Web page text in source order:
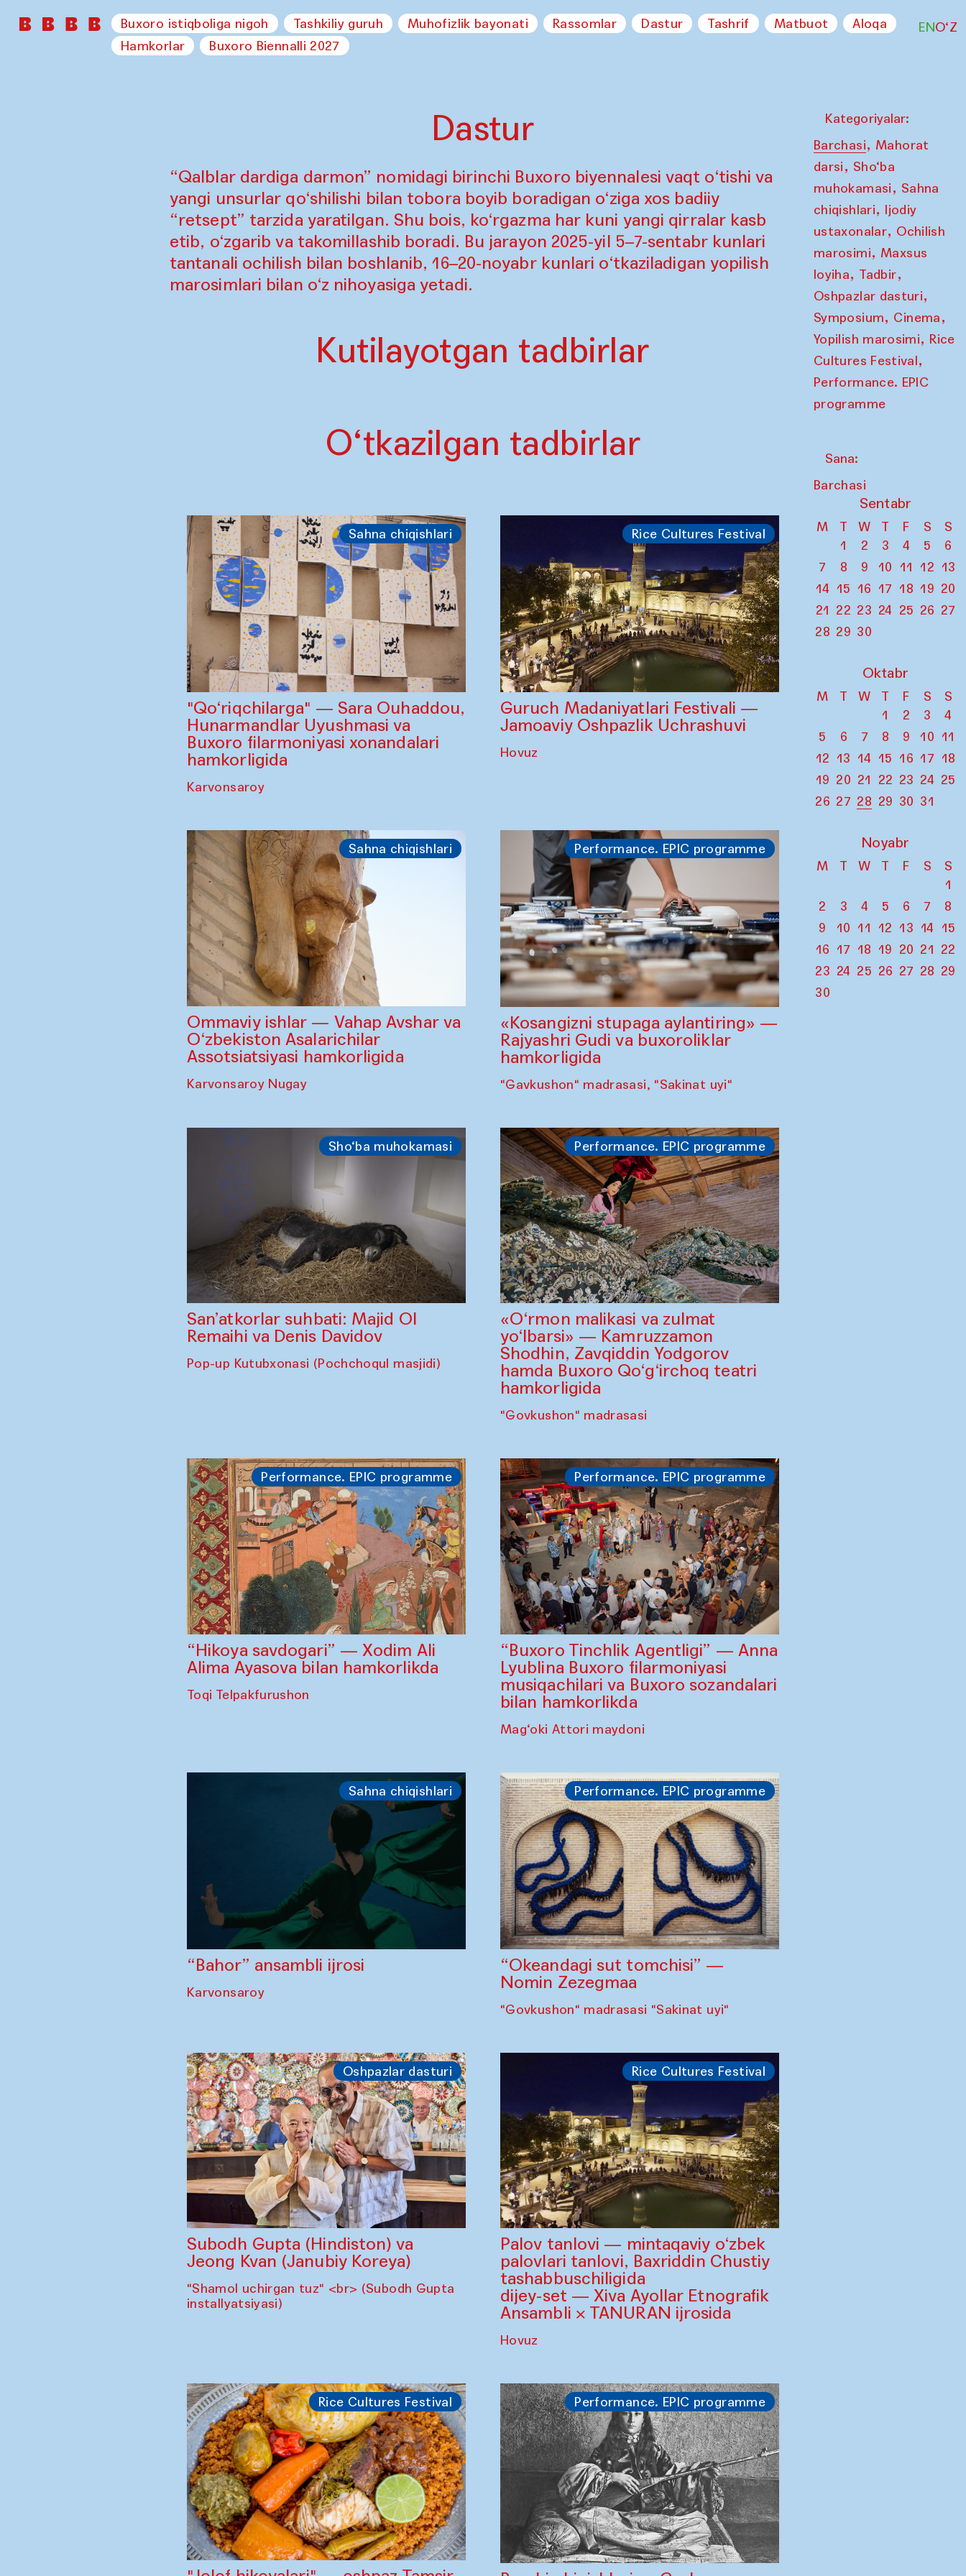
Buxoro istiqboliga nigoh Tashkiliy guruh Muhofizlik bayonati Rassomlar Dastur Tashrif Matbuot
Aloqa
Hamkorlar
Buxoro Biennalli 2027
ENO‘Z
Dastur
“Qalblar dardiga darmon” nomidagi birinchi Buxoro biyennalesi vaqt o‘tishi va
yangi unsurlar qo‘shilishi bilan tobora boyib boradigan o‘ziga xos badiiy
“retsept” tarzida yaratilgan. Shu bois, ko‘rgazma har kuni yangi qirralar kasb
etib, o‘zgarib va takomillashib boradi. Bu jarayon 2025-yil 5–7-sentabr kunlari
tantanali ochilish bilan boshlanib, 16–20-noyabr kunlari o‘tkaziladigan yopilish
marosimlari bilan o‘z nihoyasiga yetadi.
Kutilayotgan tadbirlar
O‘tkazilgan tadbirlar
Sahna chiqishlari
"Qo‘riqchilarga" — Sara Ouhaddou,
Hunarmandlar Uyushmasi va
Buxoro filarmoniyasi xonandalari
hamkorligida
Karvonsaroy
Rice Cultures Festival
Guruch Madaniyatlari Festivali —
Jamoaviy Oshpazlik Uchrashuvi
Hovuz
Sahna chiqishlari
Ommaviy ishlar — Vahap Avshar va
O‘zbekiston Asalarichilar
Assotsiatsiyasi hamkorligida
Karvonsaroy Nugay
Performance. EPIC programme
«Kosangizni stupaga aylantiring» —
Rajyashri Gudi va buxoroliklar
hamkorligida
"Gavkushon" madrasasi, "Sakinat uyi"
Sho‘ba muhokamasi
San’atkorlar suhbati: Majid Ol
Remaihi va Denis Davidov
Pop-up Kutubxonasi (Pochchoqul masjidi)
Performance. EPIC programme
«O‘rmon malikasi va zulmat
yo‘lbarsi» — Kamruzzamon
Shodhin, Zavqiddin Yodgorov
hamda Buxoro Qo‘g‘irchoq teatri
hamkorligida
"Govkushon" madrasasi
Performance. EPIC programme
“Hikoya savdogari” — Xodim Ali
Alima Ayasova bilan hamkorlikda
Toqi Telpakfurushon
Performance. EPIC programme
“Buxoro Tinchlik Agentligi” — Anna
Lyublina Buxoro filarmoniyasi
musiqachilari va Buxoro sozandalari
bilan hamkorlikda
Mag‘oki Attori maydoni
Sahna chiqishlari
“Bahor” ansambli ijrosi
Karvonsaroy
Performance. EPIC programme
“Okeandagi sut tomchisi” —
Nomin Zezegmaa
"Govkushon" madrasasi "Sakinat uyi"
Oshpazlar dasturi
Subodh Gupta (Hindiston) va
Jeong Kvan (Janubiy Koreya)
"Shamol uchirgan tuz" <br> (Subodh Gupta
installyatsiyasi)
Rice Cultures Festival
Palov tanlovi — mintaqaviy o‘zbek
palovlari tanlovi, Baxriddin Chustiy
tashabbuschiligida
dijey-set — Xiva Ayollar Etnografik
Ansambli × TANURAN ijrosida
Hovuz
Rice Cultures Festival Performance. EPIC programme
Kategoriyalar:
Barchasi, Mahorat
darsi, Sho‘ba
muhokamasi, Sahna
chiqishlari, Ijodiy
ustaxonalar, Ochilish
marosimi, Maxsus
loyiha, Tadbir,
Oshpazlar dasturi,
Symposium, Cinema,
Yopilish marosimi, Rice
Cultures Festival,
Performance. EPIC
programme
Sana:
Barchasi
Sentabr
M T W T F S
S
1
2 3 4 5
6
7
8 9 10 11 12 13
14 15 16 17 18 19 20
21 22 23 24 25 26 27
28 29 30
Oktabr
M T W T F S
S
1
2 3
4
5
6 7 8 9 10 11
12 13 14 15 16 17 18
19 20 21 22 23 24 25
26 27 28 29 30 31
Noyabr
M T W T F S
S
1
2
3 4 5 6 7
8
9
10 11 12 13 14
15
16 17 18 19 20 21 22
23 24 25 26 27 28 29
30